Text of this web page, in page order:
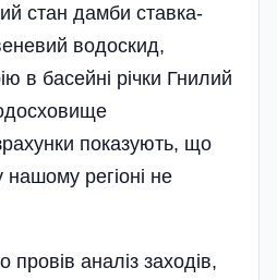
стан дамби ставка-
водоскид,
в басейні річки Гнилий
показують, що
регіоні не
провів аналіз заходів,